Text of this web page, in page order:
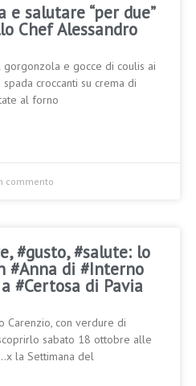
e salutare “per due”
Chef Alessandro
e gocce di coulis ai
croccanti su crema di
al forno
commento
#gusto, #salute: lo
#Anna di #Interno
#Certosa di Pavia
Carenzio, con verdure di
sabato 18 ottobre alle
la Settimana del